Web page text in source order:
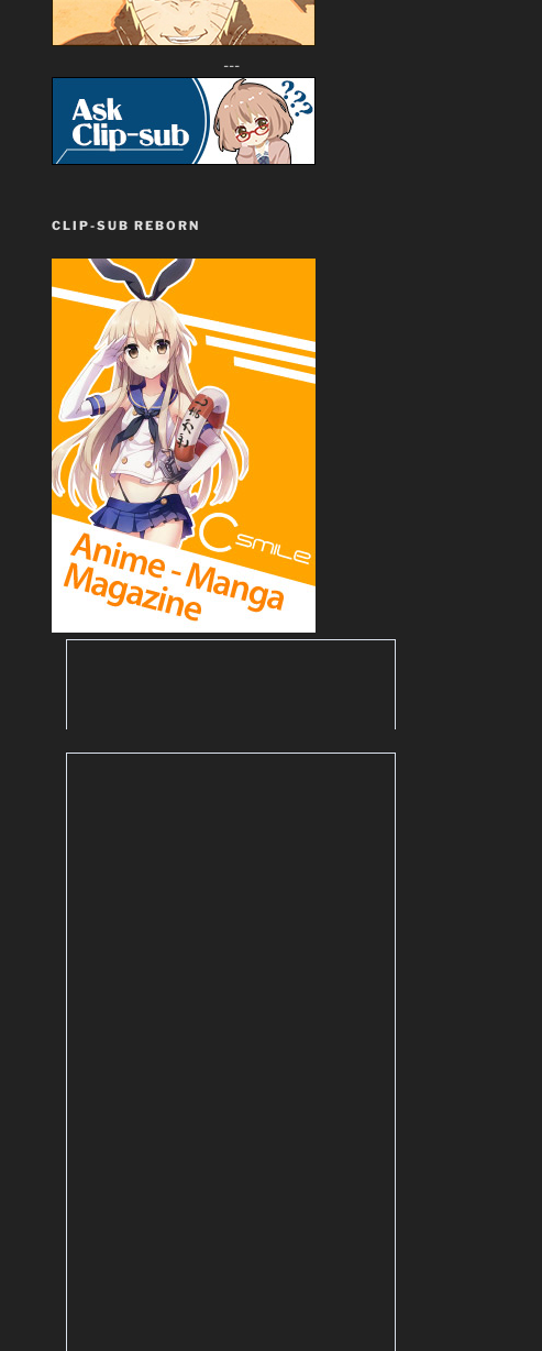
---
CLIP-SUB REBORN